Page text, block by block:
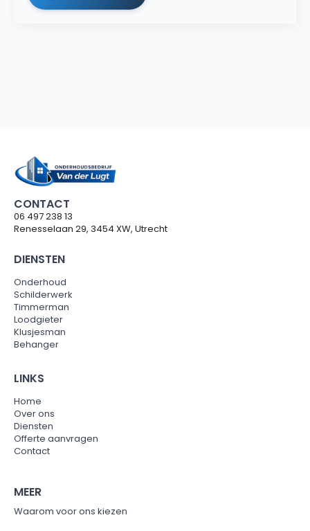
CONTACT
06 497 238 13
Renesselaan 29, 3454 XW, Utrecht
DIENSTEN
Onderhoud
Schilderwerk
Timmerman
Loodgieter
Klusjesman
Behanger
LINKS
Home
Over ons
Diensten
Offerte aanvragen
Contact
MEER
Waarom voor ons kiezen